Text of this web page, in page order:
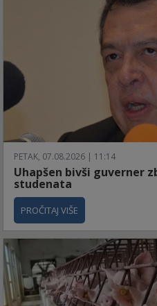
PETAK, 07.08.2026 | 11:14
Uhapšen bivši guverner
studenata
PROČITAJ VIŠE